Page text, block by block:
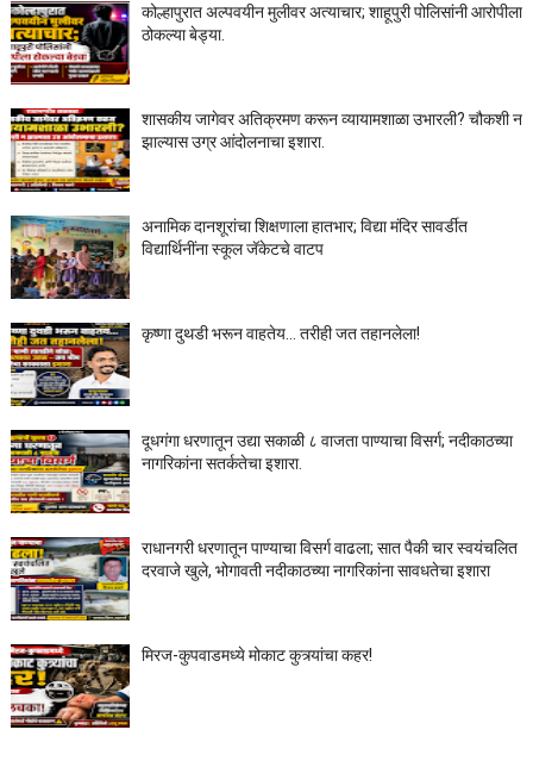
कोल्हापुरात अल्पवयीन मुलीवर अत्याचार; शाहूपुरी पोलिसांनी आरोपीला
ठोकल्या बेड्या.
शासकीय जागेवर अतिक्रमण करून व्यायामशाळा उभारली? चौकशी न
झाल्यास उग्र आंदोलनाचा इशारा.
अनामिक दानशूरांचा शिक्षणाला हातभार; विद्या मंदिर सावर्डीत
विद्यार्थिनींना स्कूल जॅकेटचे वाटप
कृष्णा दुथडी भरून वाहतेय... तरीही जत तहानलेला!
दूधगंगा धरणातून उद्या सकाळी ८ वाजता पाण्याचा विसर्ग; नदीकाठच्या
नागरिकांना सतर्कतेचा इशारा.
राधानगरी धरणातून पाण्याचा विसर्ग वाढला; सात पैकी चार स्वयंचलित
दरवाजे खुले, भोगावती नदीकाठच्या नागरिकांना सावधतेचा इशारा
मिरज-कुपवाडमध्ये मोकाट कुत्र्यांचा कहर!